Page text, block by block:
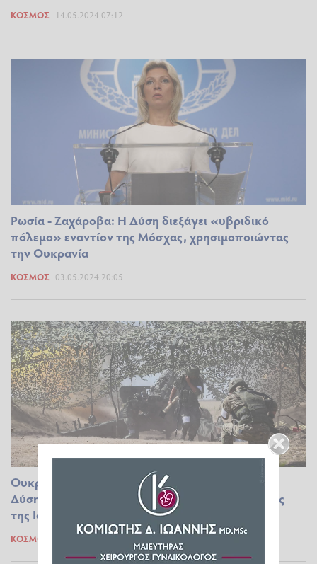
ΚΌΣΜΟΣ 14.05.2024 07:12
Ρωσία - Ζαχάροβα: Η Δύση διεξάγει «υβριδικό
πόλεμο» εναντίον της Μόσχας, χρησιμοποιώντας
την Ουκρανία
ΚΌΣΜΟΣ 03.05.2024 20:05
Ουκρανία: Αγώνας δρόμου για τους Patriot της
Δύσης - Η άρνηση της Ελλάδας και οι αντιρρήσεις
της Ισπανίας
ΚΌΣΜΟΣ 27.04.2024 07:13